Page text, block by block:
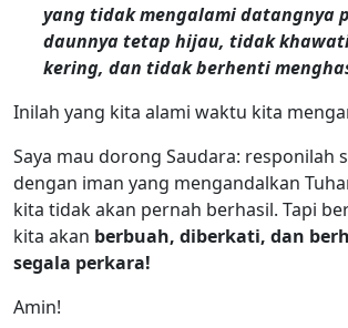
yang tidak mengalami datangnya
daunnya tetap hijau, tidak
kering, dan tidak berhenti
Inilah yang kita alami waktu kita
Saya mau dorong Saudara: responilah
dengan iman yang mengandalkan
kita tidak akan pernah berhasil. Tapi
kita akan berbuah, diberkati, dan
segala perkara!
Amin!